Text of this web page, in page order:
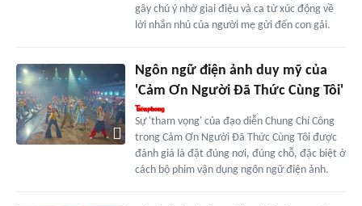
gây chú ý nhờ giai điệu và ca từ xúc động về
lời nhắn nhủ của người mẹ gửi đến con gái.
Ngôn ngữ điện ảnh duy mỹ của
'Cảm Ơn Người Đã Thức Cùng Tôi'
Sự 'tham vọng' của đạo diễn Chung Chí Công
trong Cảm Ơn Người Đã Thức Cùng Tôi được
đánh giá là đặt đúng nơi, đúng chỗ, đặc biệt ở
cách bộ phim vận dụng ngôn ngữ điện ảnh.